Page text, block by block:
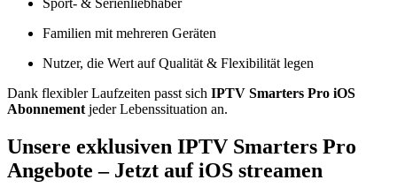
Familien mit mehreren Geräten
Nutzer, die Wert auf Qualität & Flexibilität legen
Dank flexibler Laufzeiten passt sich IPTV Smarters Pro iOS
Abonnement jeder Lebenssituation an.
Unsere exklusiven IPTV Smarters Pro
Angebote – Jetzt auf iOS streamen